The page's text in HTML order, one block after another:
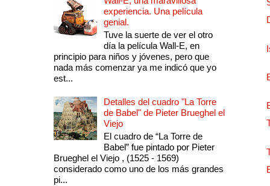
experiencia. Una película
genial.
Tuve la suerte de ver el otro
día la película Wall-E, en
principio para niños y jóvenes, pero que
nada más comenzar ya me indicó que yo
est...
Detalles del cuadro "La Torre
de Babel" de Pieter Brueghel el
Viejo
El cuadro de “La Torre de
Babel” fue pintado por Pieter
Brueghel el Viejo , (1525 - 1569)
considerado como uno de los más grandes
pi...